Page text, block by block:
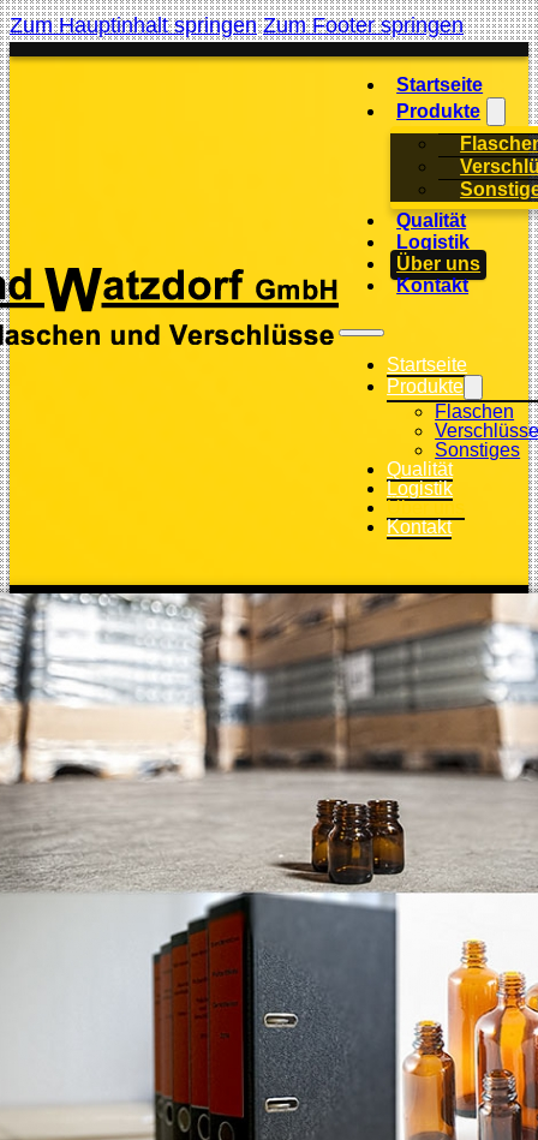
Zum Hauptinhalt springen Zum Footer springen
Startseite
Produkte
Qualität
Logistik
Über uns
Kontakt
Startseite
Produkte
Flaschen
Sonstiges
Qualität
Logistik
Über uns
Kontakt